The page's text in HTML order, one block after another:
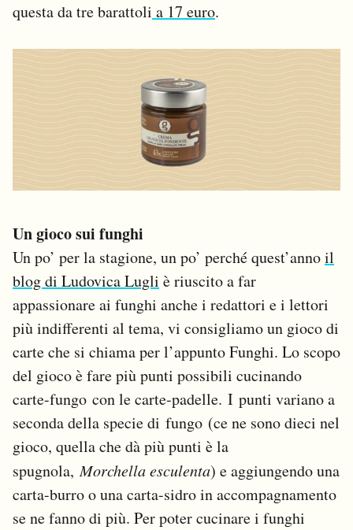
questa da tre barattoli a 17 euro.
Un gioco sui funghi
Un po’ per la stagione, un po’ perché quest’annoil
blog di Ludovica Lugli è riuscito a far
appassionare ai funghi anche i redattori e i lettori
più indifferenti al tema, vi consigliamo un gioco di
carte che si chiama per l’appunto Funghi. Lo scopo
del gioco è fare più punti possibili cucinando
carte-fungo con le carte-padelle. I punti variano a
seconda della specie di fungo (ce ne sono dieci nel
gioco, quella che dà più punti è la
spugnola,Morchella esculenta) e aggiungendo una
carta-burro o una carta-sidro in accompagnamento
se ne fanno di più. Per poter cucinare i funghi